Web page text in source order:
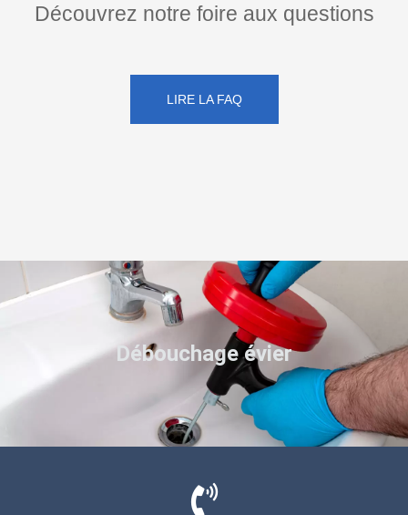
Découvrez notre foire aux questions
LIRE LA FAQ
Débouchage évier